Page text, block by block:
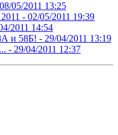
08/05/2011 13:25
- 02/05/2011 19:39
2011 14:54
и 58Б! - 29/04/2011 13:19
- 29/04/2011 12:37